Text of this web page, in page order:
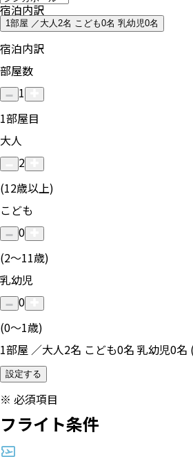
宿泊内訳
1部屋 ／大人2名 こども0名 乳幼児0名
宿泊内訳
部屋数
1
1部屋目
大人
2
(12歳以上)
こども
0
(2〜11歳)
乳幼児
0
(0〜1歳)
1部屋 ／大人2名 こども0名 乳幼児0名
設定する
※ 必須項目
フライト条件